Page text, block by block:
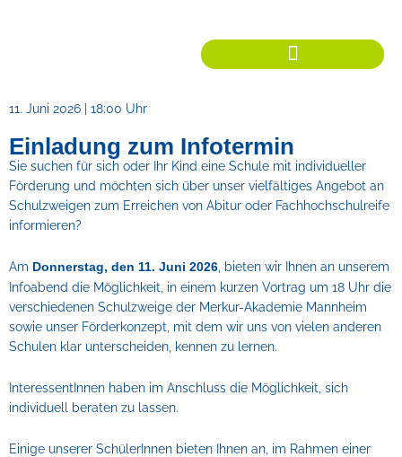
11. Juni 2026 | 18:00 Uhr
Einladung zum Infotermin
Sie suchen für sich oder Ihr Kind eine Schule mit individueller
Förderung und möchten sich über unser vielfältiges Angebot an
Schulzweigen zum Erreichen von Abitur oder Fachhochschulreife
informieren?
Am Donnerstag, den 11. Juni 2026 , bieten wir Ihnen an unserem
Infoabend die Möglichkeit, in einem kurzen Vortrag um 18 Uhr die
verschiedenen Schulzweige der Merkur-Akademie Mannheim
sowie unser Förderkonzept, mit dem wir uns von vielen anderen
Schulen klar unterscheiden, kennen zu lernen.
InteressentInnen haben im Anschluss die Möglichkeit, sich
individuell beraten zu lassen.
Einige unserer SchülerInnen bieten Ihnen an, im Rahmen einer